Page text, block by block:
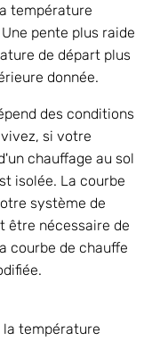
température
pente plus raide
de départ plus
donnée.
des conditions
si votre
chauffage au sol
isolée. La courbe
système de
être nécessaire de
courbe de chauffe
la température